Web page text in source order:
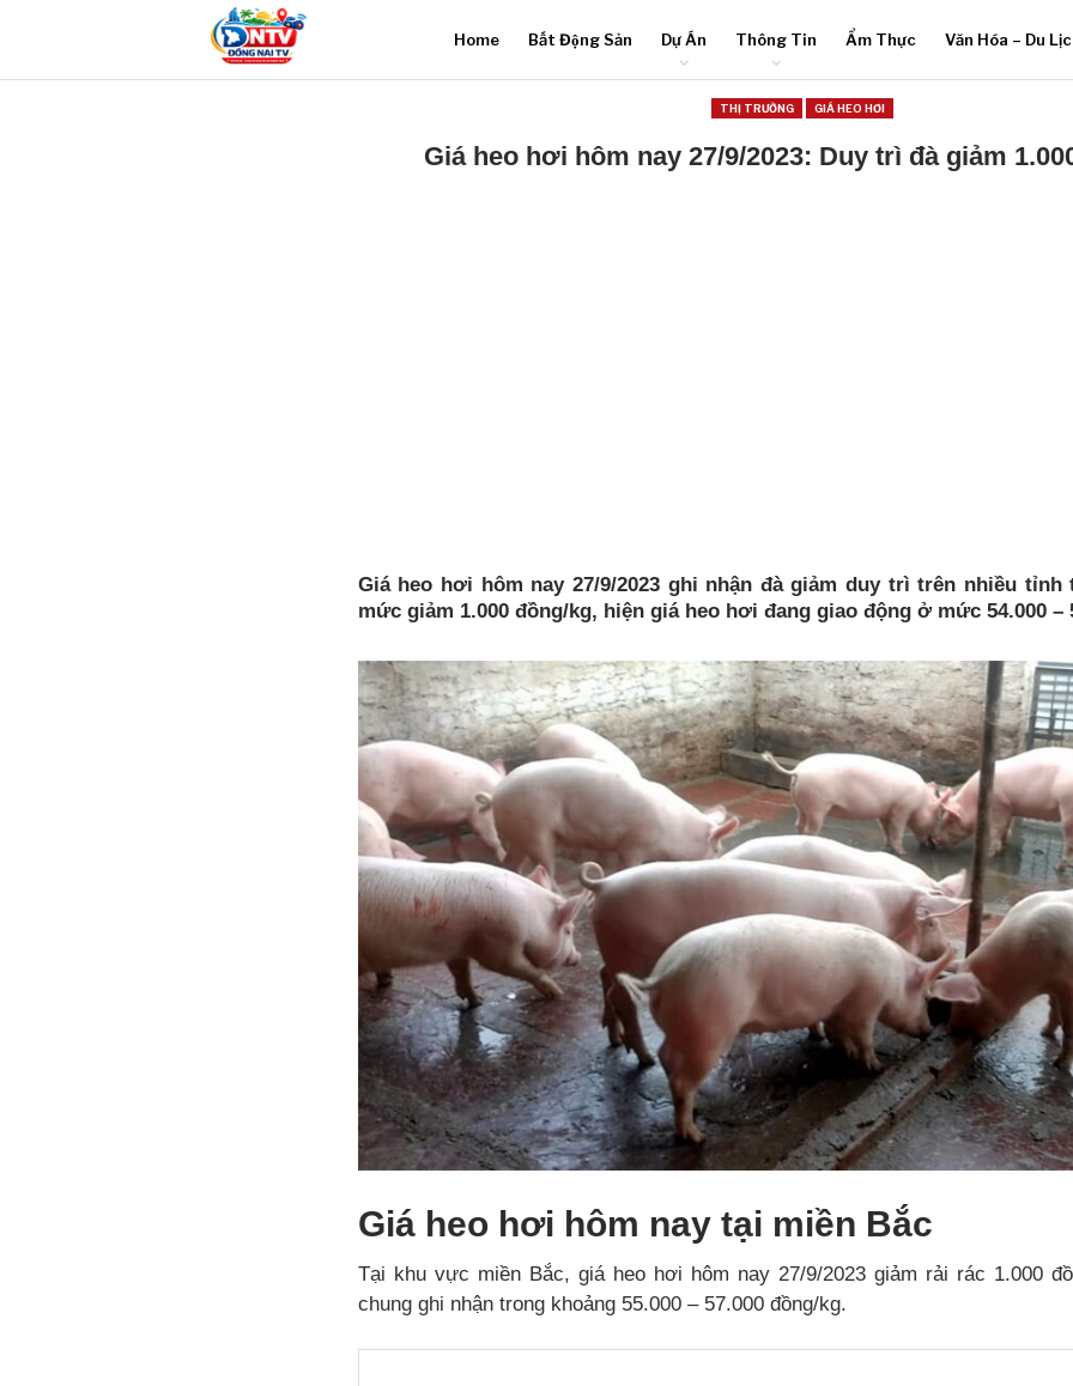
Home Bất Động Sản Dự Án Thông Tin Ẩm Thực Văn Hóa – Du
THỊ TRƯỜNG GIÁ HEO HƠI
Giá heo hơi hôm nay 27/9/2023: Duy trì đà giảm
Giá heo hơi hôm nay 27/9/2023 ghi nhận đà giảm duy trì trên nhiều
mức giảm 1.000 đồng/kg, hiện giá heo hơi đang giao động ở mức 54.000 –
Giá heo hơi hôm nay tại miền Bắc
Tại khu vực miền Bắc, giá heo hơi hôm nay 27/9/2023 giảm rải rác 1.000
chung ghi nhận trong khoảng 55.000 – 57.000 đồng/kg.